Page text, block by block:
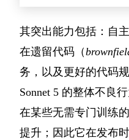
其突出能力包括：自
在遗留代码（
务，以及更好的代码
Sonnet 5 的整体不良
在某些无需专门训练
提升；因此它在发布